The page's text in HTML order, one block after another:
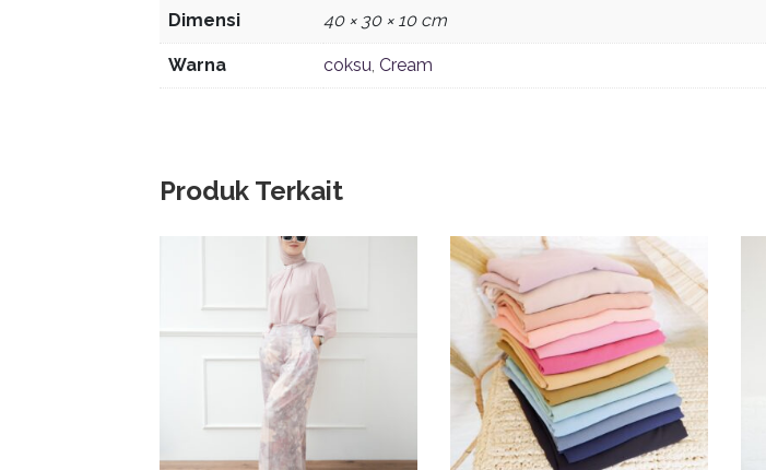
Dimensi 40 × 30 × 10 cm
Warna coksu,Cream
Produk Terkait